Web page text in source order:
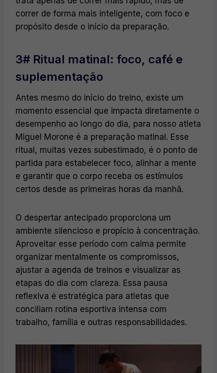
correr de forma mais inteligente, com foco e
propósito desde o início da preparação.
3# Ritual matinal: foco, café e
suplementação
Antes mesmo do início do treino, existe um
momento essencial que impacta diretamente o
desempenho ao longo do dia, para nosso atleta
Miguel Morone é a preparação matinal. Esse
ritual, muitas vezes subestimado, é o ponto de
partida para estabelecer foco, alinhar a mente
e garantir que o corpo receba os estímulos
certos desde as primeiras horas da manhã.
O despertar antecipado proporciona um
ambiente silencioso e propício à concentração.
Aproveitar esse período com calma permite
organizar mentalmente os compromissos,
ajustar a agenda de treinos e visualizar as
etapas do dia com clareza. Essa pausa
reflexiva é estratégica para atletas que
conciliam rotina esportiva intensa com
trabalho, família e outras responsabilidades.